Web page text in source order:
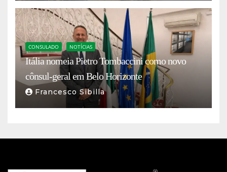
CONSULADO NOTÍCIAS
Itália nomeia Pietro Tombaccini como novo
cônsul-geral em Belo Horizonte
Francesco Sibilla